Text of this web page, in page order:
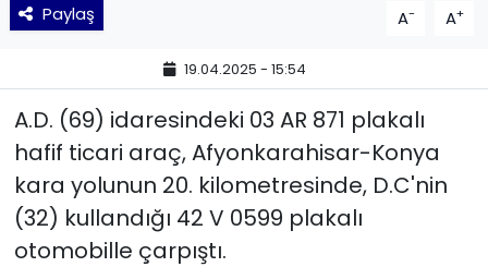
Paylaş A- A+
19.04.2025 - 15:54
A.D. (69) idaresindeki 03 AR 871 plakalı
hafif ticari araç, Afyonkarahisar-Konya
kara yolunun 20. kilometresinde, D.C'nin
(32) kullandığı 42 V 0599 plakalı
otomobille çarpıştı.
Siyaset
TEKNOLOJİ
Yaşam
YEREL POLİTİKA